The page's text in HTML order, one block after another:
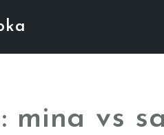
mina vs